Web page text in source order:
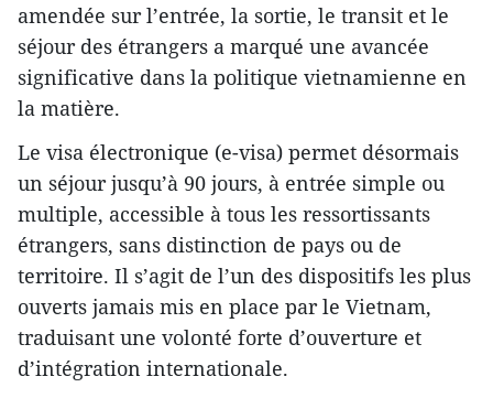
amendée sur l’entrée, la sortie, le transit et le
séjour des étrangers a marqué une avancée
significative dans la politique vietnamienne en
la matière.
Le visa électronique (e-visa) permet désormais
un séjour jusqu’à 90 jours, à entrée simple ou
multiple, accessible à tous les ressortissants
étrangers, sans distinction de pays ou de
territoire. Il s’agit de l’un des dispositifs les plus
ouverts jamais mis en place par le Vietnam,
traduisant une volonté forte d’ouverture et
d’intégration internationale.